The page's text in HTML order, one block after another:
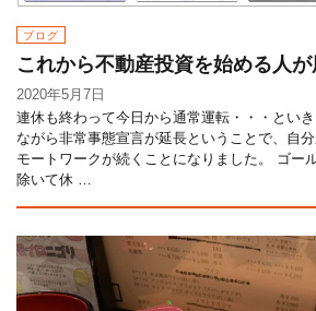
ブログ
これから不動産投資を始める人
2020年5月7日
連休も終わって今日から通常運転・・・とい
ながら非常事態宣言が延長ということで、自
モートワークが続くことになりました。 ゴー
除いて休 …